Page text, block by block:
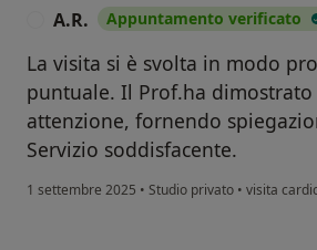
A.R. Appuntamento verificato
La visita si è svolta in modo
puntuale. Il Prof.ha dimostrato
attenzione, fornendo
Servizio soddisfacente.
1 settembre 2025 • Studio privato • visita